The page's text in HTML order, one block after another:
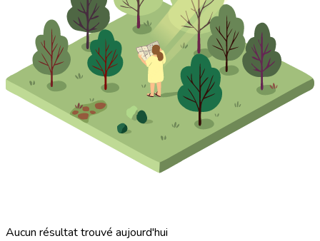
Aucun résultat trouvé aujourd'hui